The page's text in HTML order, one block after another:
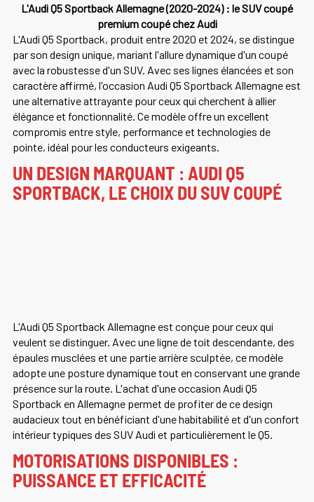
L'Audi Q5 Sportback Allemagne (2020-2024) : le SUV coupé
premium coupé chez Audi
L'Audi Q5 Sportback, produit entre 2020 et 2024, se distingue
par son design unique, mariant l'allure dynamique d'un coupé
avec la robustesse d'un SUV. Avec ses lignes élancées et son
caractère affirmé, l'occasion Audi Q5 Sportback Allemagne est
une alternative attrayante pour ceux qui cherchent à allier
élégance et fonctionnalité. Ce modèle offre un excellent
compromis entre style, performance et technologies de
pointe, idéal pour les conducteurs exigeants.
UN DESIGN MARQUANT : AUDI Q5
SPORTBACK, LE CHOIX DU SUV COUPÉ
L'Audi Q5 Sportback Allemagne est conçue pour ceux qui
veulent se distinguer. Avec une ligne de toit descendante, des
épaules musclées et une partie arrière sculptée, ce modèle
adopte une posture dynamique tout en conservant une grande
présence sur la route. L'achat d'une occasion Audi Q5
Sportback en Allemagne permet de profiter de ce design
audacieux tout en bénéficiant d'une habitabilité et d'un confort
intérieur typiques des SUV Audi et particulièrement le Q5.
MOTORISATIONS DISPONIBLES :
PUISSANCE ET EFFICACITÉ